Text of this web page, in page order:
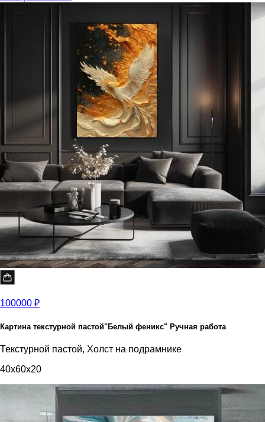
100000 ₽
Картина текстурной пастой"Белый феникс" Ручная работа
Текстурной пастой, Холст на подрамнике
40x60x20